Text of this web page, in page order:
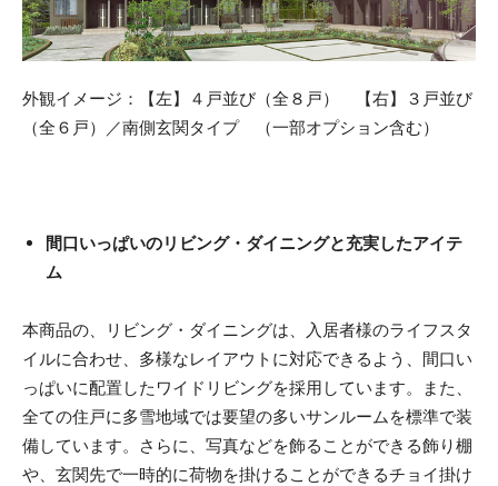
外観イメージ：【左】４戸並び（全８戸） 【右】３戸並び
（全６戸）／南側玄関タイプ （一部オプション含む）
間口いっぱいのリビング・ダイニングと充実したアイテ
ム
本商品の、リビング・ダイニングは、入居者様のライフスタ
イルに合わせ、多様なレイアウトに対応できるよう、間口い
っぱいに配置したワイドリビングを採用しています。また、
全ての住戸に多雪地域では要望の多いサンルームを標準で装
備しています。さらに、写真などを飾ることができる飾り棚
や、玄関先で一時的に荷物を掛けることができるチョイ掛け